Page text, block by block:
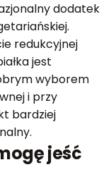
dodatek
redukcyjnej
jest
wyborem
i przy
bardziej
jeść